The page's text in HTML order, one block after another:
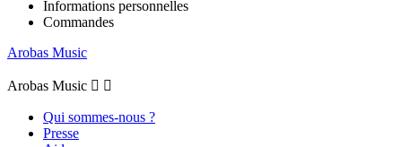
Informations personnelles
Commandes
Arobas Music
Arobas Music  
Qui sommes-nous ?
Presse